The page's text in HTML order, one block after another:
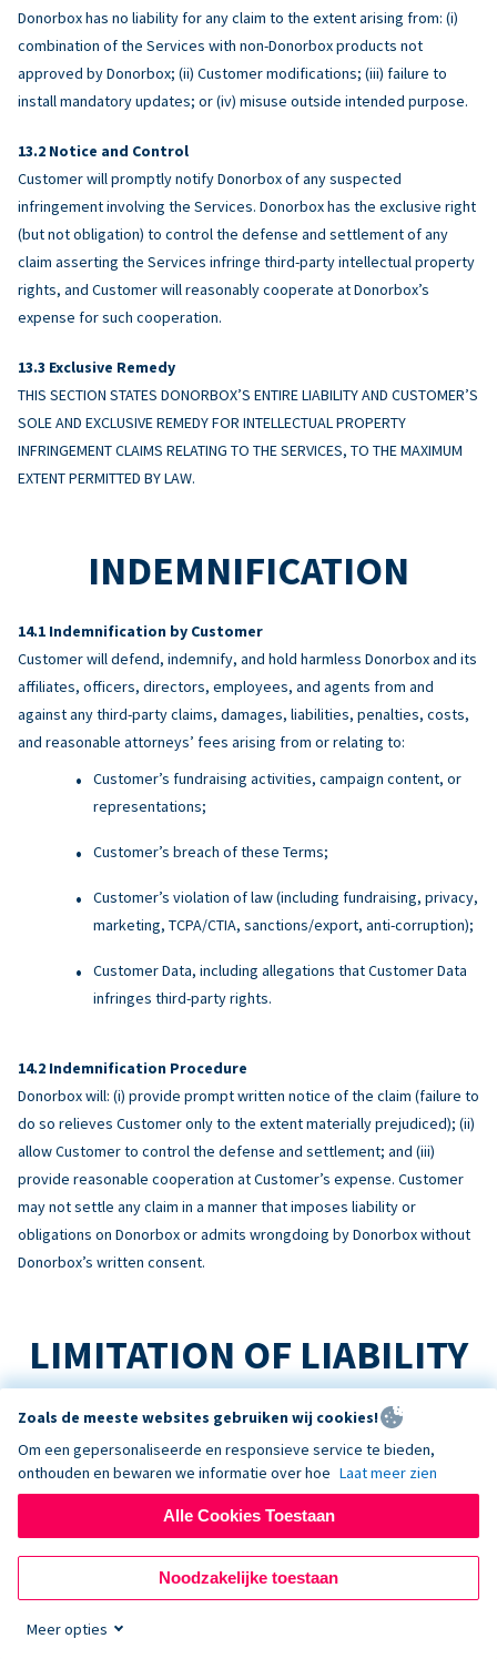
Donorbox has no liability for any claim to the extent arising from: (i)
combination of the Services with non-Donorbox products not
approved by Donorbox; (ii) Customer modifications; (iii) failure to
install mandatory updates; or (iv) misuse outside intended purpose.
Notice and Control
Customer will promptly notify Donorbox of any suspected
infringement involving the Services. Donorbox has the exclusive right
(but not obligation) to control the defense and settlement of any
claim asserting the Services infringe third-party intellectual property
rights, and Customer will reasonably cooperate at Donorbox’s
expense for such cooperation.
Exclusive Remedy
THIS SECTION STATES DONORBOX’S ENTIRE LIABILITY AND CUSTOMER’S
SOLE AND EXCLUSIVE REMEDY FOR INTELLECTUAL PROPERTY
INFRINGEMENT CLAIMS RELATING TO THE SERVICES, TO THE MAXIMUM
EXTENT PERMITTED BY LAW.
INDEMNIFICATION
Indemnification by Customer
Customer will defend, indemnify, and hold harmless Donorbox and its
affiliates, officers, directors, employees, and agents from and
against any third-party claims, damages, liabilities, penalties, costs,
and reasonable attorneys’ fees arising from or relating to:
Customer’s fundraising activities, campaign content, or
representations;
Customer’s breach of these Terms;
Customer’s violation of law (including fundraising, privacy,
marketing, TCPA/CTIA, sanctions/export, anti-corruption);
Customer Data, including allegations that Customer Data
infringes third-party rights.
Indemnification Procedure
Donorbox will: (i) provide prompt written notice of the claim (failure to
do so relieves Customer only to the extent materially prejudiced); (ii)
allow Customer to control the defense and settlement; and (iii)
provide reasonable cooperation at Customer’s expense. Customer
may not settle any claim in a manner that imposes liability or
obligations on Donorbox or admits wrongdoing by Donorbox without
Donorbox’s written consent.
LIMITATION OF LIABILITY
TO THE MAXIMUM EXTENT PERMITTED BY LAW:
No Consequential Damages
NEITHER PARTY WILL BE LIABLE FOR INDIRECT, INCIDENTAL,
CONSEQUENTIAL, SPECIAL, EXEMPLARY, OR PUNITIVE DAMAGES, OR
LOSS OF PROFITS, REVENUE, OR DATA, ARISING OUT OF OR RELATING
TO THIS AGREEMENT, EVEN IF ADVISED OF THE POSSIBILITY.
DONORBOX’S TOTAL AGGREGATE LIABILITY ARISING OUT OF OR
Zoals de meeste websites gebruiken wij cookies!
Om een gepersonaliseerde en responsieve service te bieden,
onthouden en bewaren we informatie over hoe Laat meer zien
Alle Cookies Toestaan
Noodzakelijke toestaan
Meer opties